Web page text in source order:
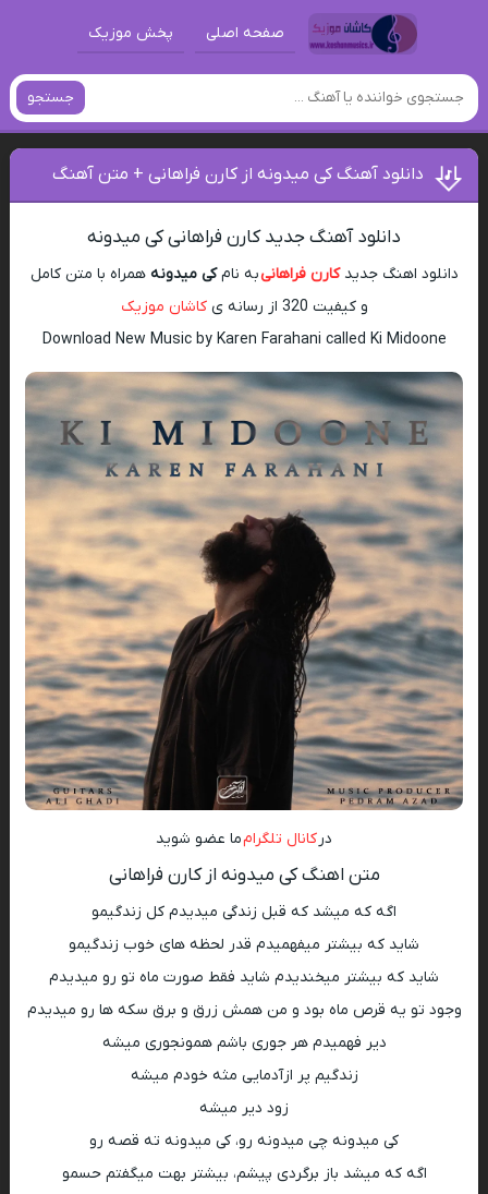
صفحه اصلی پخش موزیک
جستجو
دانلود آهنگ کی میدونه از کارن فراهانی + متن آهنگ
دانلود آهنگ جدید کارن فراهانی کی میدونه
دانلود اهنگ جدیدکارن فراهانیبه نامکی میدونه همراه با متن کامل
و کیفیت 320 از رسانه ی
کاشان موزیک
Download New Music by Karen Farahani called Ki Midoone
در کانال تلگرامما عضو شوید
متن اهنگ کی میدونه از کارن فراهانی
اگه که میشد که قبل زندگی میدیدم کل زندگیمو
شاید که بیشتر میفهمیدم قدر لحظه های خوب زندگیمو
شاید که بیشتر میخندیدم شاید فقط صورت ماه تو رو میدیدم
وجود تو یه قرص ماه بود و من همش زرق و برق سکه ها رو میدیدم
دیر فهمیدم هر جوری باشم همونجوری میشه
زندگیم پر ازآدمایی مثه خودم میشه
زود دیر میشه
کی میدونه چی میدونه رو، کی میدونه ته قصه رو
اگه که میشد باز برگردی پیشم، بیشتر بهت میگفتم حسمو